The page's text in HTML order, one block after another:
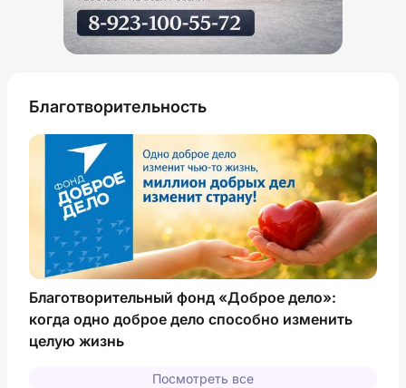
Благотворительность
Благотворительный фонд «Доброе дело»:
когда одно доброе дело способно изменить
целую жизнь
Посмотреть все